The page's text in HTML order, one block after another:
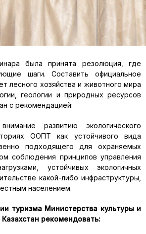
была принята резолюция, где
шаги. Составить официальное
лесного хозяйства и животного мира
геологии и природных ресурсов
с рекомендацией:
развитию экологического
ООПТ как устойчивого вида
подходящего для охраняемых
соблюдения принципов управления
устойчивых экологичных
какой-либо инфраструктуры,
населением.
туризма Министерства культуры и
рекомендовать: